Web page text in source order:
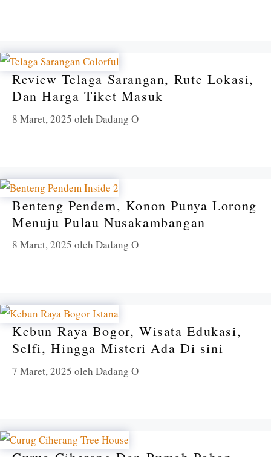
Review Telaga Sarangan, Rute Lokasi,
Dan Harga Tiket Masuk
8 Maret, 2025 oleh Dadang O
Benteng Pendem, Konon Punya Lorong
Menuju Pulau Nusakambangan
8 Maret, 2025 oleh Dadang O
Kebun Raya Bogor, Wisata Edukasi,
Selfi, Hingga Misteri Ada Di sini
7 Maret, 2025 oleh Dadang O